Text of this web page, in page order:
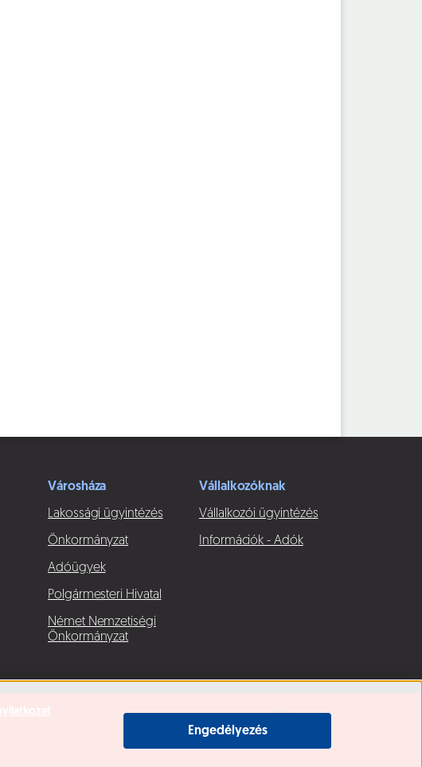
Engedélyezés
Városháza
Lakossági ügyintézés
Önkormányzat
Adóügyek
Polgármesteri Hivatal
Német Nemzetiségi
Önkormányzat
Vállalkozóknak
Vállalkozói ügyintézés
Információk - Adók